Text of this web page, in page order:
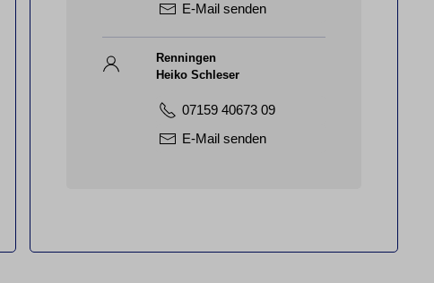
E-Mail senden
Renningen
Heiko Schleser
07159 40673 09
E-Mail senden